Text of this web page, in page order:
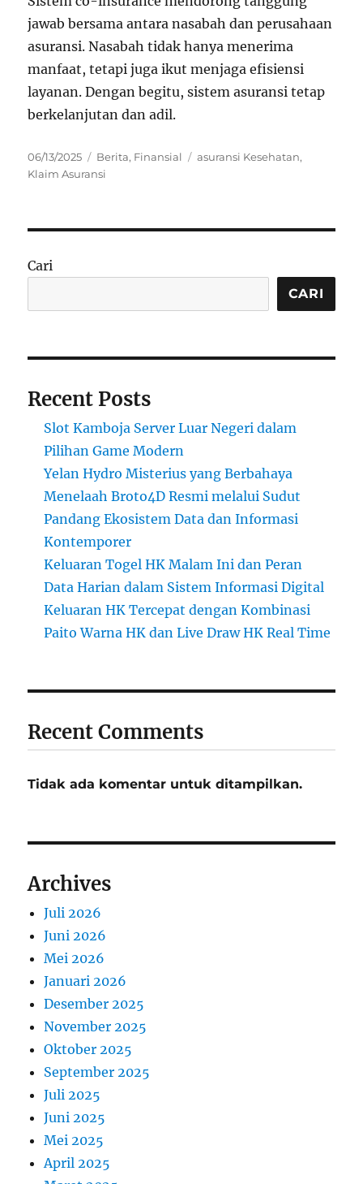
jawab bersama antara nasabah dan perusahaan
asuransi. Nasabah tidak hanya menerima
manfaat, tetapi juga ikut menjaga efisiensi
layanan. Dengan begitu, sistem asuransi tetap
berkelanjutan dan adil.
Posted
on
06/13/2025 Categories
Berita, Finansial Tags
asuransi Kesehatan,
Klaim Asuransi
Cari
CARI
Recent Posts
Slot Kamboja Server Luar Negeri dalam
Pilihan Game Modern
Yelan Hydro Misterius yang Berbahaya
Menelaah Broto4D Resmi melalui Sudut
Pandang Ekosistem Data dan Informasi
Kontemporer
Keluaran Togel HK Malam Ini dan Peran
Data Harian dalam Sistem Informasi Digital
Keluaran HK Tercepat dengan Kombinasi
Paito Warna HK dan Live Draw HK Real Time
Recent Comments
Tidak ada komentar untuk ditampilkan.
Archives
Juli 2026
Juni 2026
Mei 2026
Januari 2026
Desember 2025
November 2025
Oktober 2025
September 2025
Juli 2025
Juni 2025
Mei 2025
April 2025